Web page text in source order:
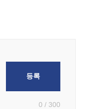
0 / 300